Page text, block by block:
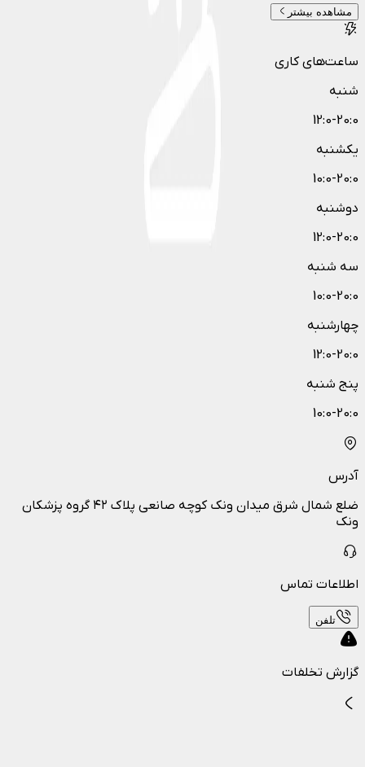
مشاهده بیشتر
ساعت‌های کاری
شنبه
12:0-20:0
یکشنبه
10:0-20:0
دوشنبه
12:0-20:0
سه شنبه
10:0-20:0
چهارشنبه
12:0-20:0
پنج شنبه
10:0-20:0
آدرس
ضلع شمال شرق میدان ونک کوچه صانعی پلاک ۴۲ گروه پزشکان
ونک
اطلاعات تماس
تلفن
گزارش تخلفات